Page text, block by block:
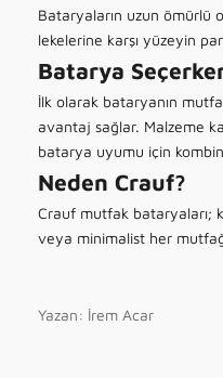
Bataryaların uzun ömürlü
lekelerine karşı yüzeyin
Batarya
İlk olarak bataryanın
avantaj sağlar. Malzeme
batarya uyumu için
Neden Crauf?
Crauf mutfak bataryaları;
veya minimalist her
Yazan: İrem Acar